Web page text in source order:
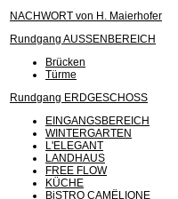
NACHWORT von H. Maierhofer
Rundgang AUSSENBEREICH
Brücken
Türme
Rundgang ERDGESCHOSS
EINGANGSBEREICH
WINTERGARTEN
L'ELEGANT
LANDHAUS
FREE FLOW
KÜCHE
BiSTRO CAMËLIONE